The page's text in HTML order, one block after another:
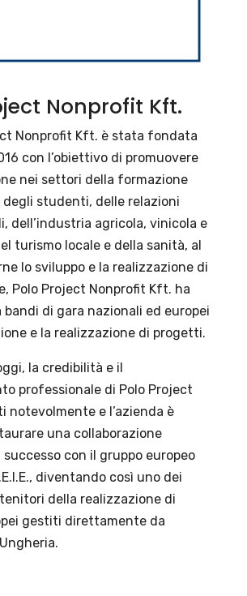
Nonprofit Kft.
Nonprofit Kft. è stata fondata
con l’obiettivo di promuovere
nei settori della formazione
studenti, delle relazioni
dell’industria agricola, vinicola e
turismo locale e della sanità, al
lo sviluppo e la realizzazione di
Polo Project Nonprofit Kft. ha
di gara nazionali ed europei
e la realizzazione di progetti.
la credibilità e il
professionale di Polo Project
notevolmente e l’azienda è
una collaborazione
con il gruppo europeo
diventando così uno dei
della realizzazione di
gestiti direttamente da